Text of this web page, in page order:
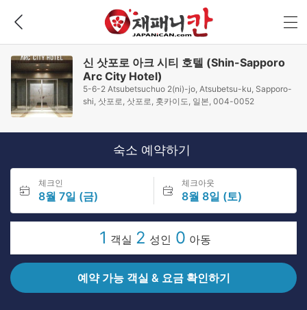
신 삿포로 아크 시티 호텔 (Shin-Sapporo
Arc City Hotel)
5-6-2 Atsubetsuchuo 2(ni)-jo, Atsubetsu-ku, Sapporo-
shi, 삿포로, 삿포로, 홋카이도, 일본, 004-0052
숙소 예약하기
체크인
8월 7일 (금)
체크아웃
8월 8일 (토)
1 객실 2 성인 0 아동
예약 가능 객실 & 요금 확인하기